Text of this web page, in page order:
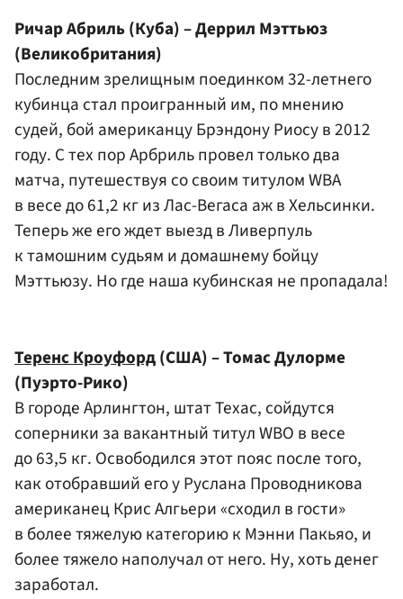
Ричар Абриль (Куба) – Деррил Мэттьюз
(Великобритания)
Последним зрелищным поединком 32-летнего
кубинца стал проигранный им, по мнению
судей, бой американцу Брэндону Риосу в 2012
году. С тех пор Арбриль провел только два
матча, путешествуя со своим титулом WBA
в весе до 61,2 кг из Лас-Вегаса аж в Хельсинки.
Теперь же его ждет выезд в Ливерпуль
к тамошним судьям и домашнему бойцу
Мэттьюзу. Но где наша кубинская не пропадала!
Теренс Кроуфорд(США) – Томас Дулорме
(Пуэрто-Рико)
В городе Арлингтон, штат Техас, сойдутся
соперники за вакантный титул WBO в весе
до 63,5 кг. Освободился этот пояс после того,
как отобравший его у Руслана Проводникова
американец Крис Алгьери «сходил в гости»
в более тяжелую категорию к Мэнни Пакьяо, и
более тяжело наполучал от него. Ну, хоть денег
заработал.